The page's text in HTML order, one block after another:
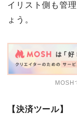
イリスト側も管
ょう。
MOSH
【決済ツール】